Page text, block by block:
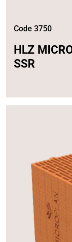
Code 3750
HLZ
SSR